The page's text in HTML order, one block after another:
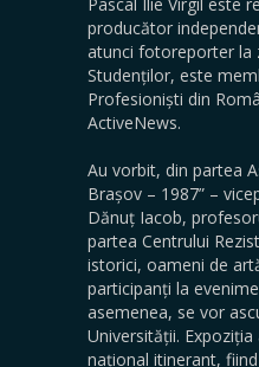
producător
atunci fotoreporter la
Studenților, este
Profesioniști din
ActiveNews.
Au vorbit, din partea
Brașov – 1987” –
Dănuț Iacob,
partea Centrului
istorici, oameni de
participanți la
asemenea, se vor
Universității.
național itinerant,